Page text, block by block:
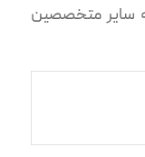
سایر متخصصین